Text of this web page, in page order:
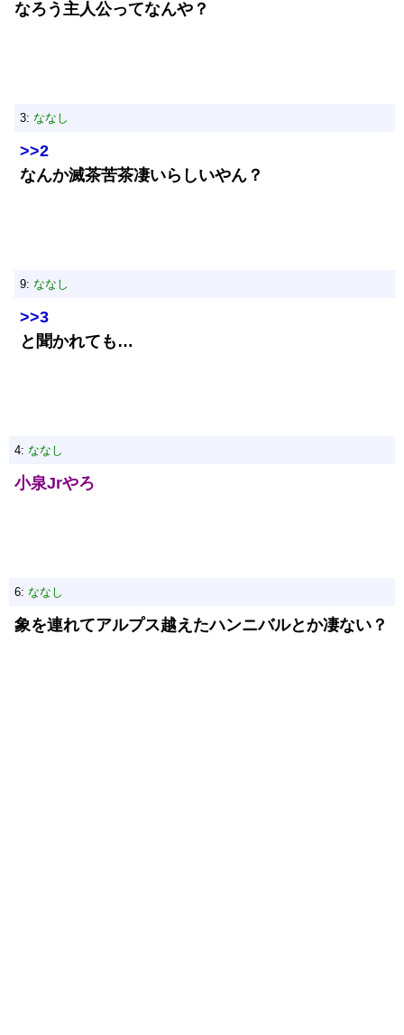
なろう主人公ってなんや？
3: ななし
>>2
なんか滅茶苦茶凄いらしいやん？
9: ななし
>>3
と聞かれても…
4: ななし
小泉Jrやろ
6: ななし
象を連れてアルプス越えたハンニバルとか凄ない？